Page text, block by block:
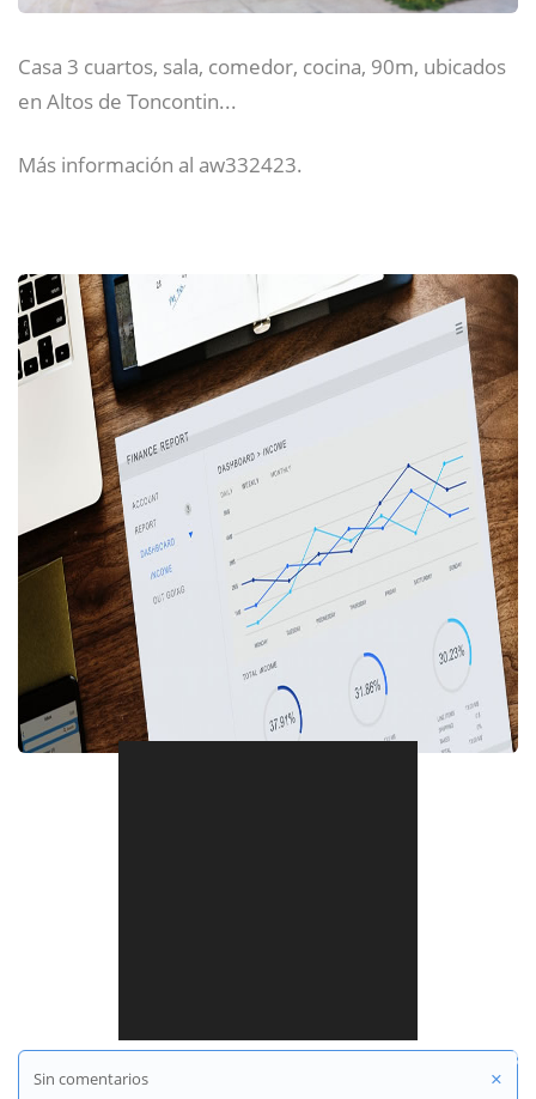
Casa 3 cuartos, sala, comedor, cocina, 90m, ubicados
en Altos de Toncontin...
Más información al aw332423.
Sin comentarios
×